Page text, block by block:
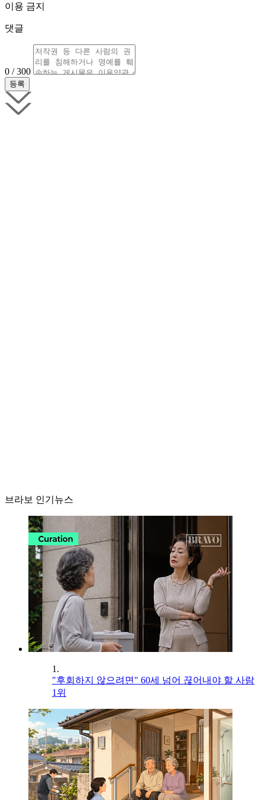
이용 금지
댓글
0 / 300
브라보 인기뉴스
1.
"후회하지 않으려면" 60세 넘어 끊어내야 할 사람
1위